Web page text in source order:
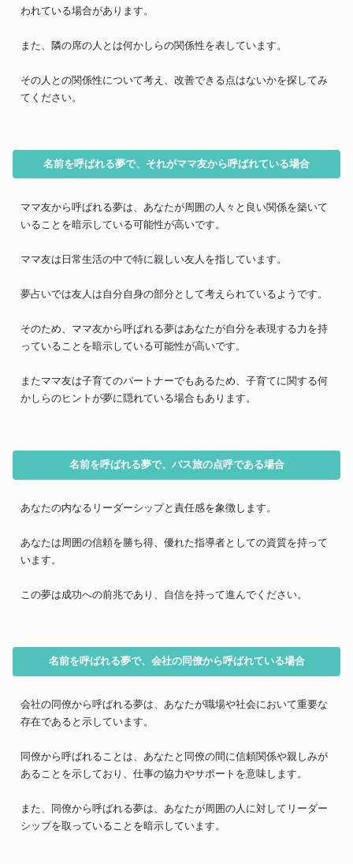
われている場合があります。
また、隣の席の人とは何かしらの関係性を表しています。
その人との関係性について考え、改善できる点はないかを探してみ
てください。
名前を呼ばれる夢で、それがママ友から呼ばれている場合
ママ友から呼ばれる夢は、あなたが周囲の人々と良い関係を築いて
いることを暗示している可能性が高いです。
ママ友は日常生活の中で特に親しい友人を指しています。
夢占いでは友人は自分自身の部分として考えられているようです。
そのため、ママ友から呼ばれる夢はあなたが自分を表現する力を持
っていることを暗示している可能性が高いです。
またママ友は子育てのパートナーでもあるため、子育てに関する何
かしらのヒントが夢に隠れている場合もあります。
名前を呼ばれる夢で、バス旅の点呼である場合
あなたの内なるリーダーシップと責任感を象徴します。
あなたは周囲の信頼を勝ち得、優れた指導者としての資質を持って
います。
この夢は成功への前兆であり、自信を持って進んでください。
名前を呼ばれる夢で、会社の同僚から呼ばれている場合
会社の同僚から呼ばれる夢は、あなたが職場や社会において重要な
存在であると示しています。
同僚から呼ばれることは、あなたと同僚の間に信頼関係や親しみが
あることを示しており、仕事の協力やサポートを意味します。
また、同僚から呼ばれる夢は、あなたが周囲の人に対してリーダー
シップを取っていることを暗示しています。